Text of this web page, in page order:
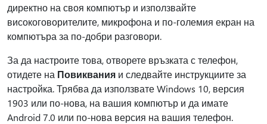
директно на своя компютър и използвайте
високоговорителите, микрофона и по-големия екран на
компютъра за по-добри разговори.
За да настроите това, отворете връзката с телефон,
отидете на Повиквания и следвайте инструкциите за
настройка. Трябва да използвате Windows 10, версия
1903 или по-нова, на вашия компютър и да имате
Android 7.0 или по-нова версия на вашия телефон.